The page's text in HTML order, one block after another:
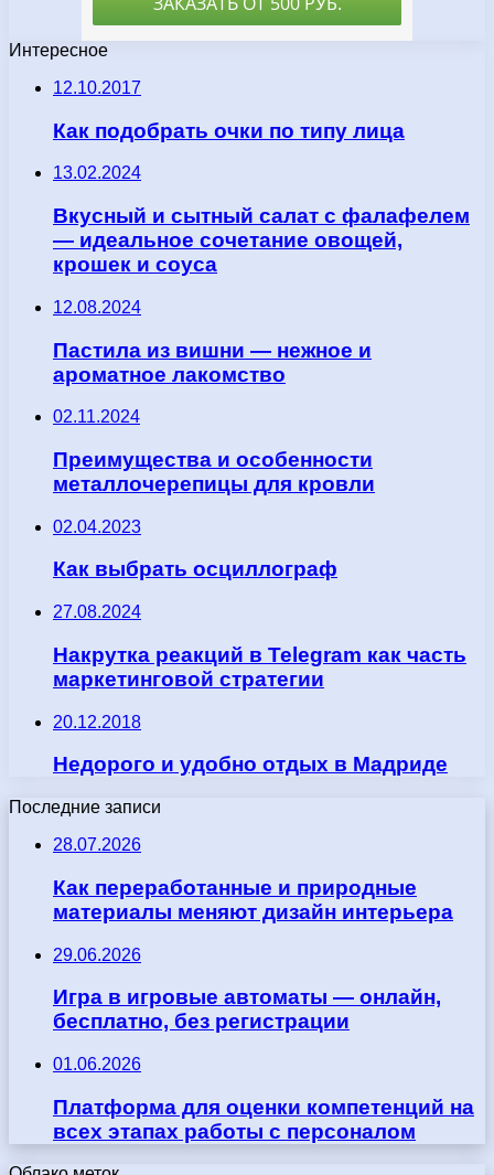
Интересное
12.10.2017
Как подобрать очки по типу лица
13.02.2024
Вкусный и сытный салат с фалафелем
— идеальное сочетание овощей,
крошек и соуса
12.08.2024
Пастила из вишни — нежное и
ароматное лакомство
02.11.2024
Преимущества и особенности
металлочерепицы для кровли
02.04.2023
Как выбрать осциллограф
27.08.2024
Накрутка реакций в Telegram как часть
маркетинговой стратегии
20.12.2018
Недорого и удобно отдых в Мадриде
Последние записи
28.07.2026
Как переработанные и природные
материалы меняют дизайн интерьера
29.06.2026
Игра в игровые автоматы — онлайн,
бесплатно, без регистрации
01.06.2026
Платформа для оценки компетенций на
всех этапах работы с персоналом